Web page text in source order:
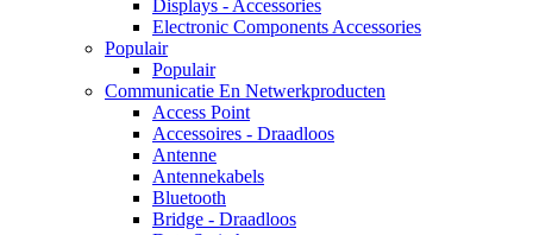
Displays - Accessories
Electronic Components Accessories
Populair
Populair
Communicatie En Netwerkproducten
Access Point
Accessoires - Draadloos
Antenne
Antennekabels
Bluetooth
Bridge - Draadloos